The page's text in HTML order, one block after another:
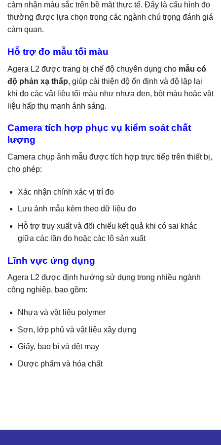
cảm nhận màu sắc trên bề mặt thực tế. Đây là cấu hình đo
thường được lựa chọn trong các ngành chú trọng đánh giá
cảm quan.
Hỗ trợ đo mẫu tối màu
Agera L2 được trang bị chế độ chuyên dụng cho mẫu có
độ phản xạ thấp, giúp cải thiện độ ổn định và độ lặp lại
khi đo các vật liệu tối màu như nhựa đen, bột màu hoặc vật
liệu hấp thụ mạnh ánh sáng.
Camera tích hợp phục vụ kiểm soát chất
lượng
Camera chụp ảnh mẫu được tích hợp trực tiếp trên thiết bị,
cho phép:
Xác nhận chính xác vị trí đo
Lưu ảnh mẫu kèm theo dữ liệu đo
Hỗ trợ truy xuất và đối chiếu kết quả khi có sai khác
giữa các lần đo hoặc các lô sản xuất
Lĩnh vực ứng dụng
Agera L2 được định hướng sử dụng trong nhiều ngành
công nghiệp, bao gồm:
Nhựa và vật liệu polymer
Sơn, lớp phủ và vật liệu xây dựng
Giấy, bao bì và dệt may
Dược phẩm và hóa chất